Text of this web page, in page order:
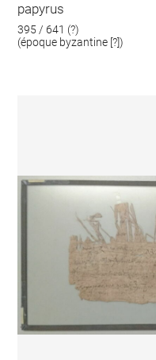
papyrus
395 / 641 (?)
(époque byzantine [?])